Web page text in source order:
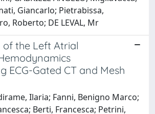
Giancarlo; Pietrabissa,
Roberto; DE LEVAL, Mr
the Left Atrial
ECG-Gated CT and Mesh
Ilaria; Fanni, Benigno Marco;
Berti, Francesca; Petrini,